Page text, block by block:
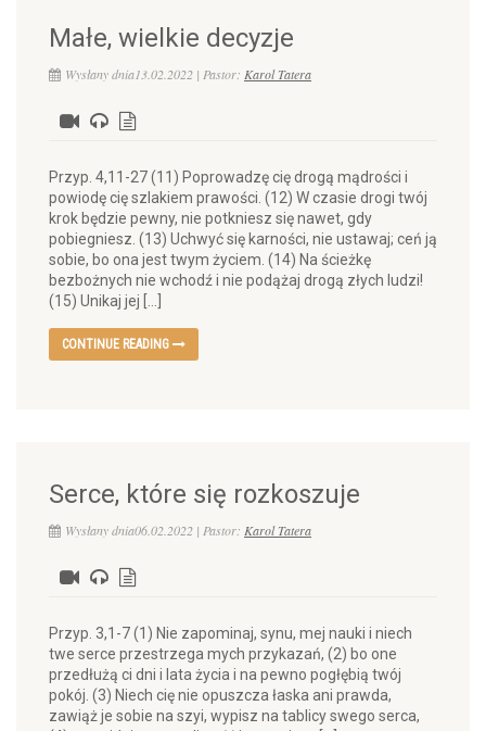
Małe, wielkie decyzje
Wysłany dnia13.02.2022 | Pastor: Karol Tatera
Przyp. 4,11-27 (11) Poprowadzę cię drogą mądrości i
powiodę cię szlakiem prawości. (12) W czasie drogi twój
krok będzie pewny, nie potkniesz się nawet, gdy
pobiegniesz. (13) Uchwyć się karności, nie ustawaj; ceń ją
sobie, bo ona jest twym życiem. (14) Na ścieżkę
bezbożnych nie wchodź i nie podążaj drogą złych ludzi!
(15) Unikaj jej […]
CONTINUE READING
Serce, które się rozkoszuje
Wysłany dnia06.02.2022 | Pastor: Karol Tatera
Przyp. 3,1-7 (1) Nie zapominaj, synu, mej nauki i niech
twe serce przestrzega mych przykazań, (2) bo one
przedłużą ci dni i lata życia i na pewno pogłębią twój
pokój. (3) Niech cię nie opuszcza łaska ani prawda,
zawiąż je sobie na szyi, wypisz na tablicy swego serca,